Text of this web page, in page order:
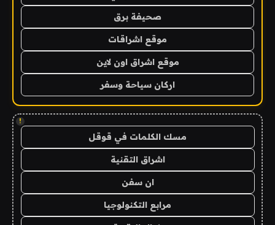
صحيفة برق
موقع اشراقات
موقع اشراق اون لاين
اركان سياحة وسفر
!
مسك الكلمات في قوقل
اشراق التقنية
ان سفن
مرابع التكنولوجيا